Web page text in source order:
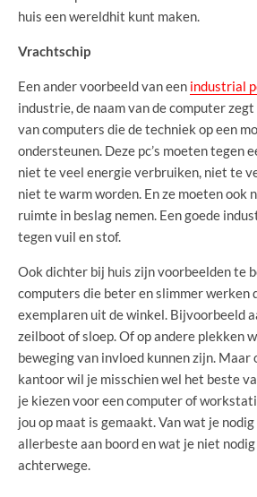
huis een wereldhit kunt maken.
Vrachtschip
Een ander voorbeeld van een industrial
industrie, de naam van de computer
van computers die de techniek op een
ondersteunen. Deze pc’s moeten tegen
niet te veel energie verbruiken, niet te
niet te warm worden. En ze moeten ook
ruimte in beslag nemen. Een goede
tegen vuil en stof.
Ook dichter bij huis zijn voorbeelden te
computers die beter en slimmer werken
exemplaren uit de winkel. Bijvoorbeeld
zeilboot of sloep. Of op andere plekken
beweging van invloed kunnen zijn. Maar
kantoor wil je misschien wel het beste
je kiezen voor een computer of
jou op maat is gemaakt. Van wat je
allerbeste aan boord en wat je niet
achterwege.